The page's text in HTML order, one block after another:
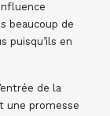
beaucoup de
puisqu’ils en
de la
une promesse